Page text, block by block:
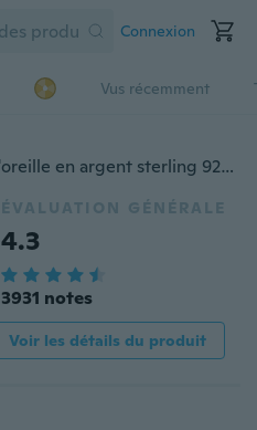
Connexion
Vus récemment
Boucles d'oreilles crochet d'oreille en argent sterling 925 6 * 8MM opale opale opale
ÉVALUATION GÉNÉRALE
4.3
3931 notes
Voir les détails du produit